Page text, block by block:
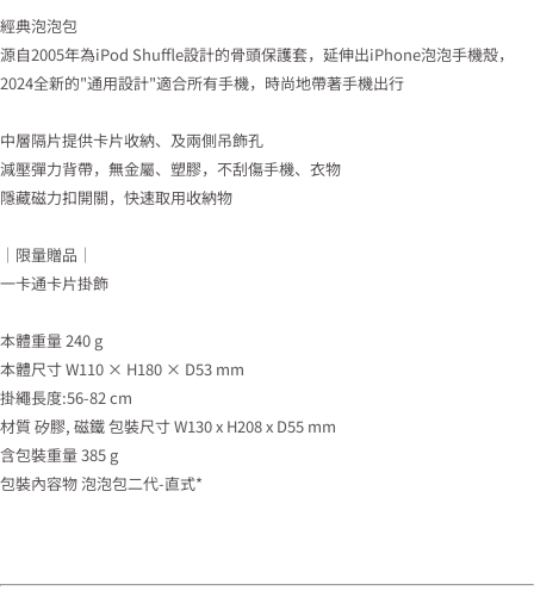
經典泡泡包
源自2005年為iPod Shuffle設計的骨頭保護套，延伸出iPhone泡泡手機殼，
2024全新的"通用設計"適合所有手機，時尚地帶著手機出行
中層隔片提供卡片收納、及兩側吊飾孔
減壓彈力背帶，無金屬、塑膠，不刮傷手機、衣物
隱藏磁力扣開關，快速取用收納物
｜限量贈品｜
一卡通卡片掛飾
本體重量 240 g
本體尺寸 W110 × H180 × D53 mm
掛繩長度:56-82 cm
材質 矽膠, 磁鐵 包裝尺寸 W130 x H208 x D55 mm
含包裝重量 385 g
包裝內容物 泡泡包二代-直式*